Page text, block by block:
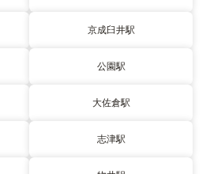
京成臼井駅
公園駅
大佐倉駅
志津駅